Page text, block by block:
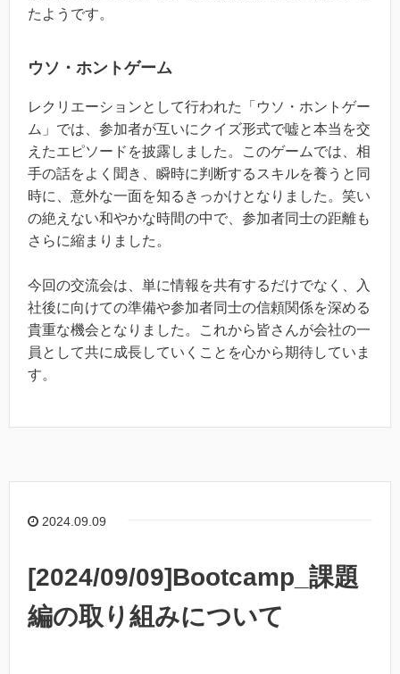
たようです。
ウソ・ホントゲーム
レクリエーションとして行われた「ウソ・ホントゲー
ム」では、参加者が互いにクイズ形式で嘘と本当を交
えたエピソードを披露しました。このゲームでは、相
手の話をよく聞き、瞬時に判断するスキルを養うと同
時に、意外な一面を知るきっかけとなりました。笑い
の絶えない和やかな時間の中で、参加者同士の距離も
さらに縮まりました。
今回の交流会は、単に情報を共有するだけでなく、入
社後に向けての準備や参加者同士の信頼関係を深める
貴重な機会となりました。これから皆さんが会社の一
員として共に成長していくことを心から期待していま
す。
2024.09.09
[2024/09/09]Bootcamp_課題
編の取り組みについて